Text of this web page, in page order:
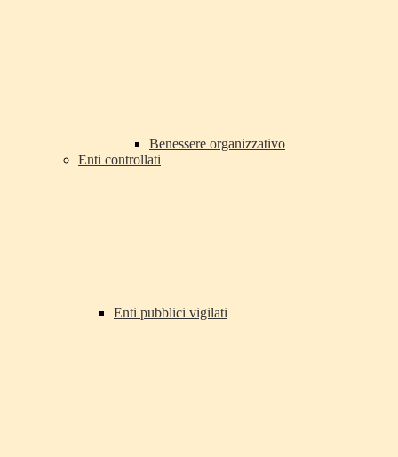
Benessere organizzativo
Enti controllati
Enti pubblici vigilati